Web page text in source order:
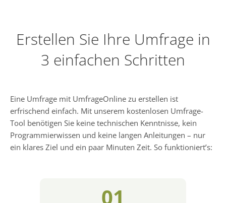
Erstellen Sie Ihre Umfrage in
3 einfachen Schritten
Eine Umfrage mit UmfrageOnline zu erstellen ist
erfrischend einfach. Mit unserem kostenlosen Umfrage-
Tool benötigen Sie keine technischen Kenntnisse, kein
Programmierwissen und keine langen Anleitungen – nur
ein klares Ziel und ein paar Minuten Zeit. So funktioniert’s:
01